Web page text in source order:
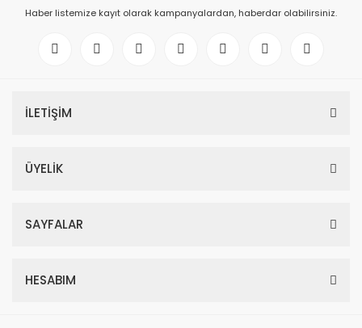
Haber listemize kayıt olarak kampanyalardan, haberdar olabilirsiniz.
İLETİŞİM
ÜYELİK
SAYFALAR
HESABIM